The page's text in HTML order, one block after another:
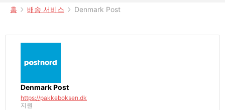
홈 배송 서비스 Denmark Post
Denmark Post
https://pakkeboksen.dk
지원